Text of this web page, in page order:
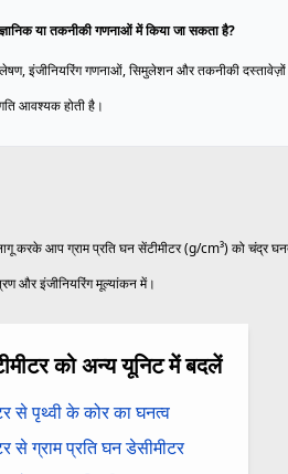
या तकनीकी गणनाओं में किया जा सकता है?
इंजीनियरिंग गणनाओं, सिमुलेशन और तकनीकी
आवश्यक होती है।
करके आप ग्राम प्रति घन सेंटीमीटर (g/cm³) को चंद्र
और इंजीनियरिंग मूल्यांकन में।
को अन्य यूनिट में बदलें
से पृथ्वी के कोर का घनत्व
से ग्राम प्रति घन डेसीमीटर